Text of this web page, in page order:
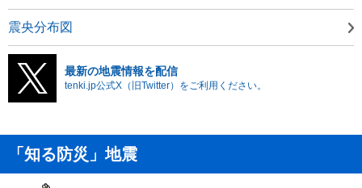
震央分布図
最新の地震情報を配信
tenki.jp公式X（旧Twitter）をご利用ください。
「知る防災」地震